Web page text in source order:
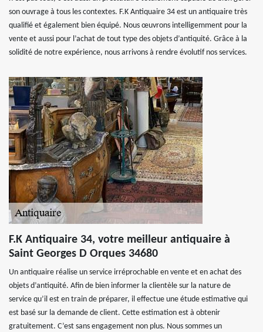
son ouvrage à tous les contextes. F.K Antiquaire 34 est un antiquaire très
qualifié et également bien équipé. Nous œuvrons intelligemment pour la
vente et aussi pour l’achat de tout type des objets d’antiquité. Grâce à la
solidité de notre expérience, nous arrivons à rendre évolutif nos services.
F.K Antiquaire 34, votre meilleur antiquaire à
Saint Georges D Orques 34680
Un antiquaire réalise un service irréprochable en vente et en achat des
objets d’antiquité. Afin de bien informer la clientèle sur la nature de
service qu’il est en train de préparer, il effectue une étude estimative qui
est basé sur la demande de client. Cette estimation est à obtenir
gratuitement. C’est sans engagement non plus. Nous sommes un